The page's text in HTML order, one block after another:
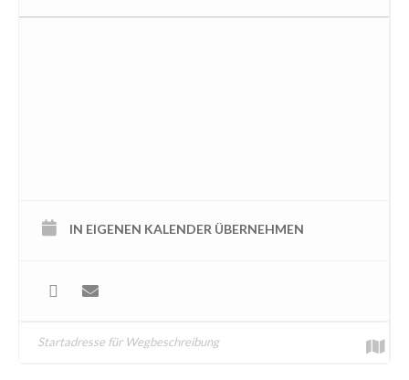
IN EIGENEN KALENDER ÜBERNEHMEN